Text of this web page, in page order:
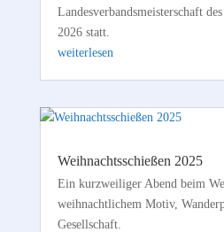
Landesverbandsmeisterschaft
2026 statt.
weiterlesen
Weihnachtsschießen 2025
Ein kurzweiliger Abend beim
weihnachtlichem Motiv,
Gesellschaft.